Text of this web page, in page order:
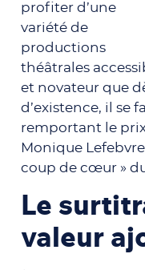
profiter d’une
variété de
productions
théâtrales
et novateur que
d’existence, il se
remportant le
Monique
coup de cœur » du
Le
valeur